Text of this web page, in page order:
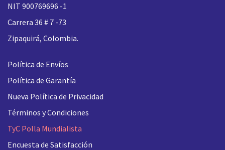
NIT 900769696 -1
Carrera 36 # 7 -73
Zipaquirá, Colombia.
Política de Envíos
Política de Garantía
Nueva Política de Privacidad
Términos y Condiciones
TyC Polla Mundialista
Encuesta de Satisfacción